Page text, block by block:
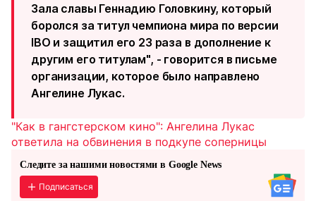
Зала славы Геннадию Головкину, который
боролся за титул чемпиона мира по версии
IBO и защитил его 23 раза в дополнение к
другим его титулам", - говорится в письме
организации, которое было направлено
Ангелине Лукас.
"Как в гангстерском кино": Ангелина Лукас
ответила на обвинения в подкупе соперницы
Следите за нашими новостями в Google News
Подписаться